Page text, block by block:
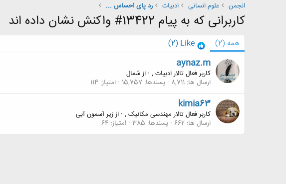
انجمن
علوم انسانی ادبیات رد پای احساس ...
کاربرانی که به پیام 13422# واکنش نشان داده اند
همه (2)
Like
(2)
aynaz.m
کاربر فعال تالار ادبیات , · ازشمال
ارسال ها 8,711 پسندها 15,757 امتیاز 114
kimia63
کاربر فعال تالار مهندسی مکانیک , · اززیر آسمون آبی
ارسال ها 662 پسندها 385 امتیاز 64